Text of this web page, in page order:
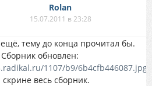
Rolan
15.07.2011 в 23:28
тему до конца прочитал бы.
Сборник обновлен:
1107/b9/
скрине весь сборник.